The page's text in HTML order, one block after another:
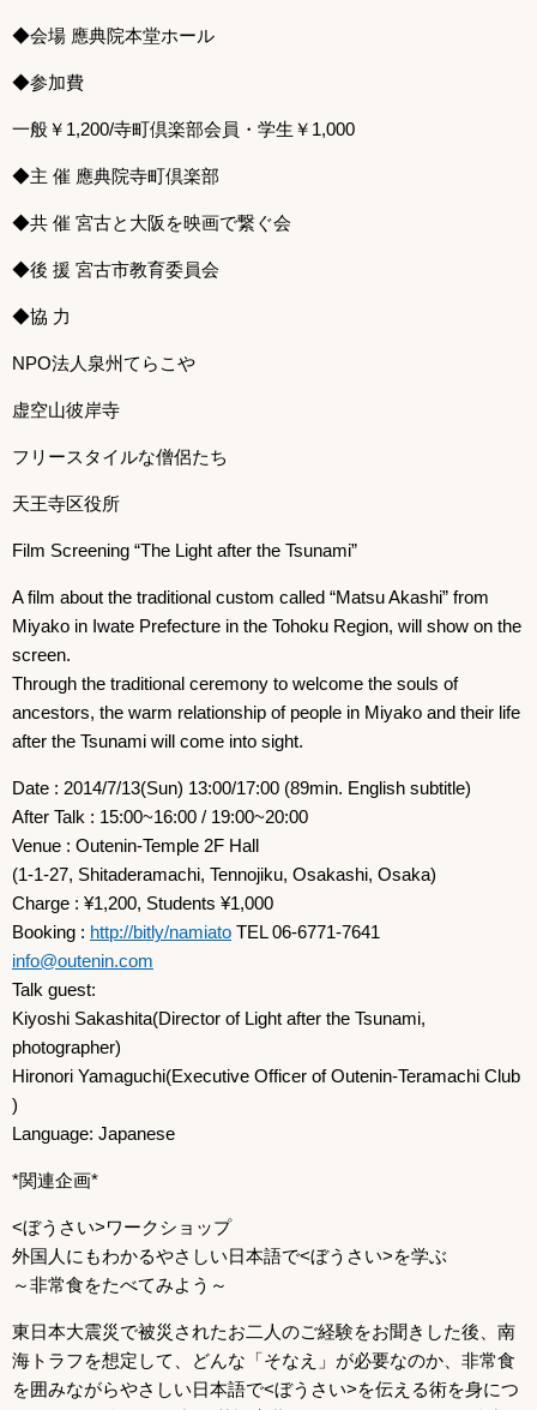
◆会場 應典院本堂ホール
◆参加費
一般￥1,200/寺町倶楽部会員・学生￥1,000
◆主 催 應典院寺町倶楽部
◆共 催 宮古と大阪を映画で繋ぐ会
◆後 援 宮古市教育委員会
◆協 力
NPO法人泉州てらこや
虚空山彼岸寺
フリースタイルな僧侶たち
天王寺区役所
Film Screening “The Light after the Tsunami”
A film about the traditional custom called “Matsu Akashi” from
Miyako in Iwate Prefecture in the Tohoku Region, will show on the
screen.
Through the traditional ceremony to welcome the souls of
ancestors, the warm relationship of people in Miyako and their life
after the Tsunami will come into sight.
Date : 2014/7/13(Sun) 13:00/17:00 (89min. English subtitle)
After Talk : 15:00~16:00 / 19:00~20:00
Venue : Outenin-Temple 2F Hall
(1-1-27, Shitaderamachi, Tennojiku, Osakashi, Osaka)
Charge : ¥1,200, Students ¥1,000
Booking : http://bitly/namiato TEL 06-6771-7641
info@outenin.com
Talk guest:
Kiyoshi Sakashita(Director of Light after the Tsunami,
photographer)
Hironori Yamaguchi(Executive Officer of Outenin-Teramachi Club
)
Language: Japanese
*関連企画*
<ぼうさい>ワークショップ
外国人にもわかるやさしい日本語で<ぼうさい>を学ぶ
～非常食をたべてみよう～
東日本大震災で被災されたお二人のご経験をお聞きした後、南
海トラフを想定して、どんな「そなえ」が必要なのか、非常食
を囲みながらやさしい日本語で<ぼうさい>を伝える術を身につ